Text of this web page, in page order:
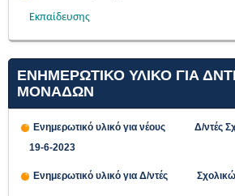
Εκπαίδευσης
ΕΝΗΜΕΡΩΤΙΚΟ ΥΛΙΚΟ ΓΙΑ
ΜΟΝΑΔΩΝ
Ενημερωτικό υλικό για νέους Δ/
19-6-2023
Ενημερωτικό υλικό για Δ/ντές